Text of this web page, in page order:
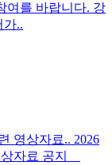
여를 바랍니다. 강
가..
영상자료.. 2026
상자료 공지